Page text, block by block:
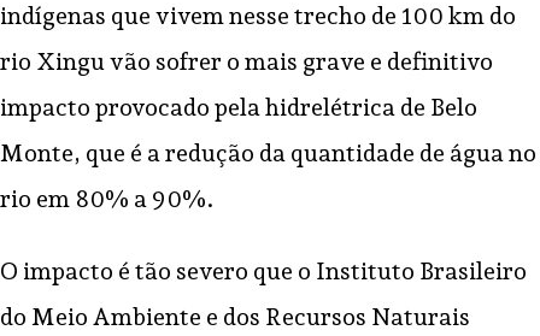
indígenas que vivem nesse trecho de 100 km do
rio Xingu vão sofrer o mais grave e definitivo
impacto provocado pela hidrelétrica de Belo
Monte, que é a redução da quantidade de água no
rio em 80% a 90%.
O impacto é tão severo que o Instituto Brasileiro
do Meio Ambiente e dos Recursos Naturais